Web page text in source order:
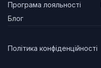
Програма лояльності
Блог
Політика конфіденційності